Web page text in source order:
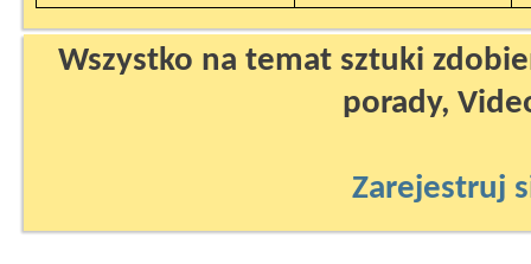
Wszystko na temat sztuki
porady,
Zarejestruj